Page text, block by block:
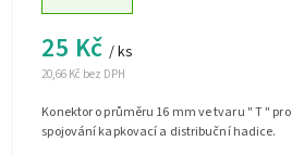
20,66 Kč bez DPH
25 Kč/ ks
Konektor o průměru 16 mm ve tvaru " T " pro
spojování kapkovací a distribuční hadice.